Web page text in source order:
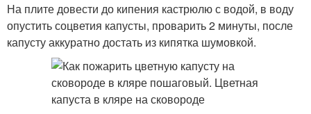
На плите довести до кипения кастрюлю с водой, в воду
опустить соцветия капусты, проварить 2 минуты, после
капусту аккуратно достать из кипятка шумовкой.